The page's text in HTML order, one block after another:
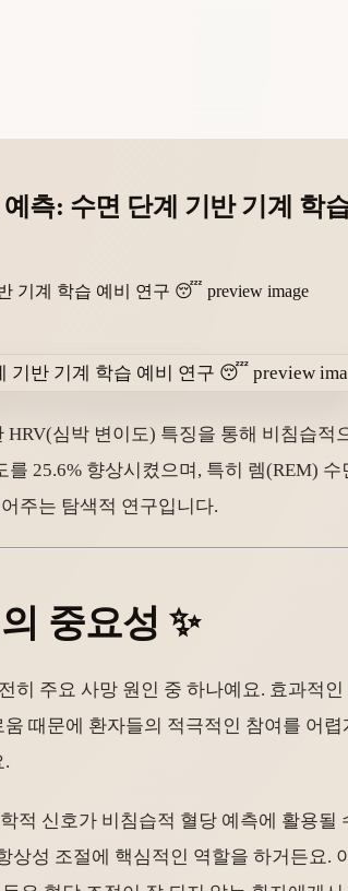
측: 수면 단계 기반 기계 학
심박 변이도) 특징을 통해 비침습적
25.6% 향상시켰으며, 특히 렘(REM)
주는 탐색적 연구입니다.
중요성 ✨
주요 사망 원인 중 하나예요. 효과적
때문에 환자들의 적극적인 참여를 어
.
적 신호가 비침습적 혈당 예측에 활용될
성 조절에 핵심적인 역할을 하거든요.